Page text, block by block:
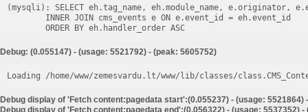
(mysqli): SELECT eh.tag_name, eh.module_name, e.originator,
Debug: (0.055147) - (usage: 5521792) - (peak: 5605752)
Loading /home/www/zemesvardu.lt/www/lib/classes/
Debug display of 'Fetch content:pagedata start':(0.055237) - (usage: 5521864)
Debug display of 'Fetch content:pagedata end':(0.056322) - (usage: 5537352) -